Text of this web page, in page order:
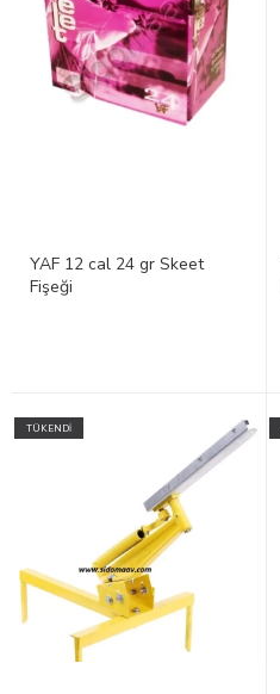
YAF 12 cal 24 gr Skeet
Fişeği
TÜKENDİ